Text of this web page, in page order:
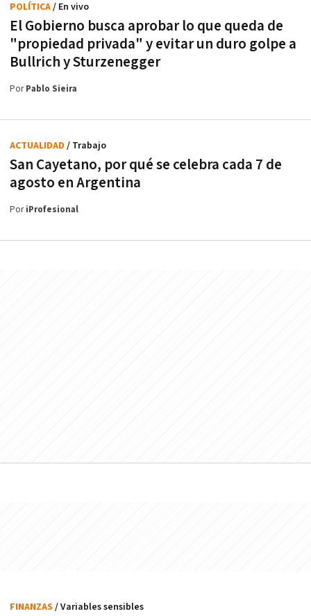
El Gobierno busca aprobar lo que queda de
"propiedad privada" y evitar un duro golpe a
Bullrich y Sturzenegger
POLÍTICA/ En vivo
PorPablo Sieira
San Cayetano, por qué se celebra cada 7 de
agosto en Argentina
ACTUALIDAD / Trabajo
PoriProfesional
FINANZAS / Variables sensibles